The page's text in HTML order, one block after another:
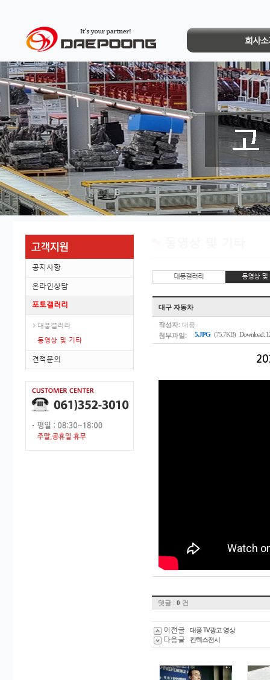
회사
공지사항
온라인상담
포토갤러리
대풍갤러리
동영상 및 기타
견적문의
대풍갤러리 동영상 및
대구 자동차
작성자: 대풍
첨부파일:
5.JPG (75.7KB) Download:
댓글 : 0 건
이전글 대풍 TV광고 영상
다음글 킨텍스전시